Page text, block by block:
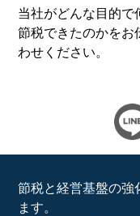
当社がどんな目的で
節税できたのかをお
わせください。
節税と経営基盤の強
ます。